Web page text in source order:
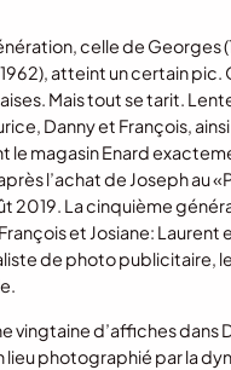
celle de Georges
atteint un certain pic.
Mais tout se tarit.
Danny et François,
le magasin Enard
l’achat de Joseph au
2019. La cinquième
et Josiane: Laurent
de photo publicitaire,
vingtaine d’affiches dans
lieu photographié par la